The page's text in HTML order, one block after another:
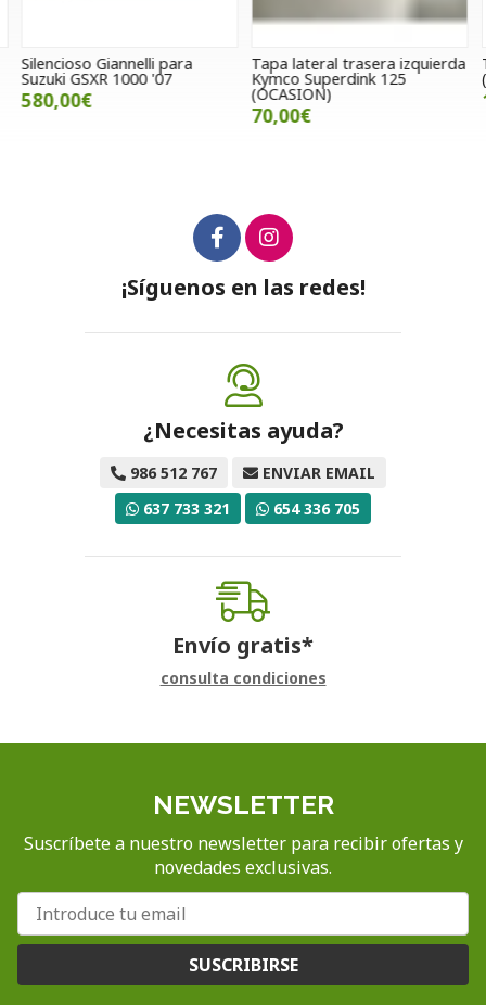
Silencioso Giannelli para
Suzuki GSXR 1000 '07
580,00€
Tapa lateral trasera izquierda
Kymco Superdink 125
(OCASION)
70,00€
¡Síguenos en las redes!
¿Necesitas ayuda?
986 512 767
ENVIAR EMAIL
637 733 321
654 336 705
Envío gratis*
consulta condiciones
NEWSLETTER
Suscríbete a nuestro newsletter para recibir ofertas y
novedades exclusivas.
SUSCRIBIRSE